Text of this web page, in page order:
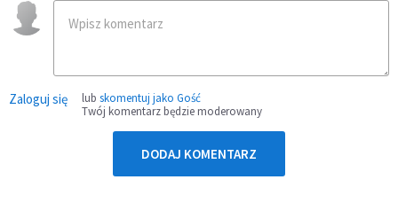
Zaloguj się lub skomentuj jako Gość
Twój komentarz będzie moderowany
DODAJ KOMENTARZ